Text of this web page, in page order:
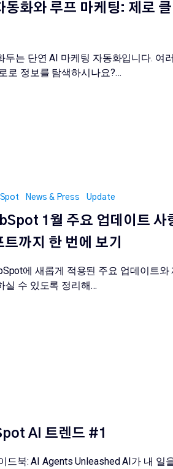
동화와 루프 마케팅: 제로 클
두는 단연 AI 마케팅 자동화입니다. 여
로 정보를 탐색하시나요?…
News & Press Update
1월 주요 업데이트 사
트까지 한 번에 보기
에 새롭게 적용된 주요 업데이트와
실 수 있도록 정리해…
AI 트렌드 #1
드북: AI Agents Unleashed AI가 내 일